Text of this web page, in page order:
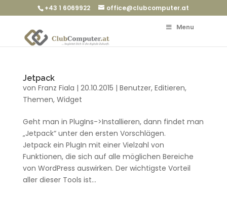
+43 1 6069922 office@clubcomputer.at
Menu
Jetpack
von Franz Fiala | 20.10.2015 | Benutzer, Editieren,
Themen, Widget
Geht man in PlugIns->Installieren, dann findet man
„Jetpack“ unter den ersten Vorschlägen.
Jetpack ein PlugIn mit einer Vielzahl von
Funktionen, die sich auf alle möglichen Bereiche
von WordPress auswirken. Der wichtigste Vorteil
aller dieser Tools ist...